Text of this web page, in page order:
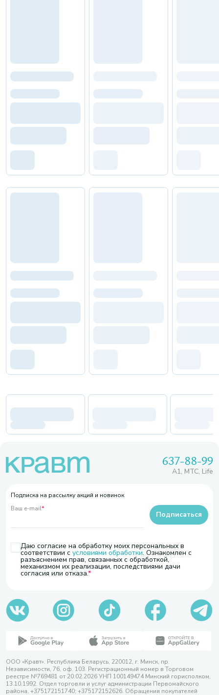
637-88-99
A1, МТС, Life
Подписка на рассылку акций и новинок
Ваш e-mail*
Даю согласие на обработку моих персональных в
соответствии с условиями обработки. Ознакомлен с
разъяснением прав, связанных с обработкой,
механизмом их реализации, последствиями дачи
согласия или отказа.
Подписаться
ООО «Кравт». Республика Беларусь, 220012, г. Минск, пр.
Независимости, 76, оф. 103. Регистрационный номер в Торговом
реестре №769481 от 20.02.2026 УНП 100149474 Минский горисполком,
13.10.1992. Отдел торговли и услуг администрации Первомайского
района, +375172151740; +375172152626. Обращения покупателей